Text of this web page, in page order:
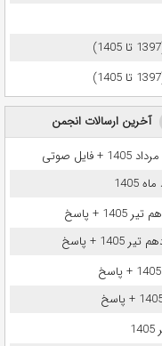
آخرین ارسالات انجمن
+ پاسخ